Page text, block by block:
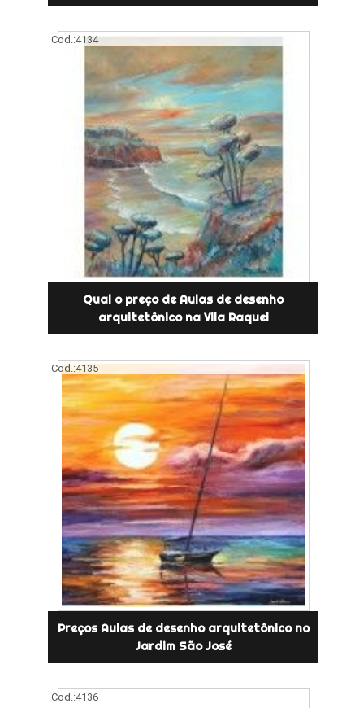
Cod.:4134
Qual o preço de Aulas de desenho
arquitetônico na Vila Raquel
Cod.:4135
Preços Aulas de desenho arquitetônico no
Jardim São José
Cod.:4136